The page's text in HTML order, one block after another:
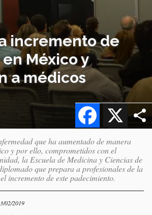
incremento de
México y
a médicos
X
Facebook
que ha aumentado de manera
y por ello, comprometidos con el
la Escuela de Medicina y Ciencias de
que prepara a profesionales de la
incremento de este padecimiento.
02/2019